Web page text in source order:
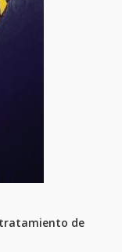
tratamiento de